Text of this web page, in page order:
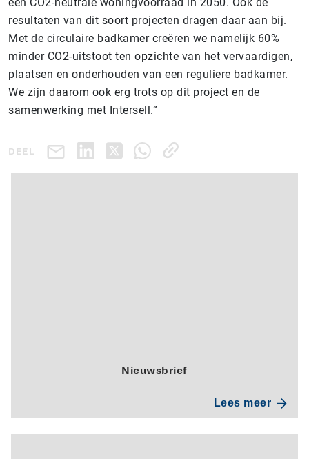
resultaten van dit soort projecten dragen daar aan bij.
Met de circulaire badkamer creëren we namelijk 60%
minder CO2-uitstoot ten opzichte van het vervaardigen,
plaatsen en onderhouden van een reguliere badkamer.
We zijn daarom ook erg trots op dit project en de
samenwerking met Intersell.”
DEEL
Nieuwsbrief
Lees meer